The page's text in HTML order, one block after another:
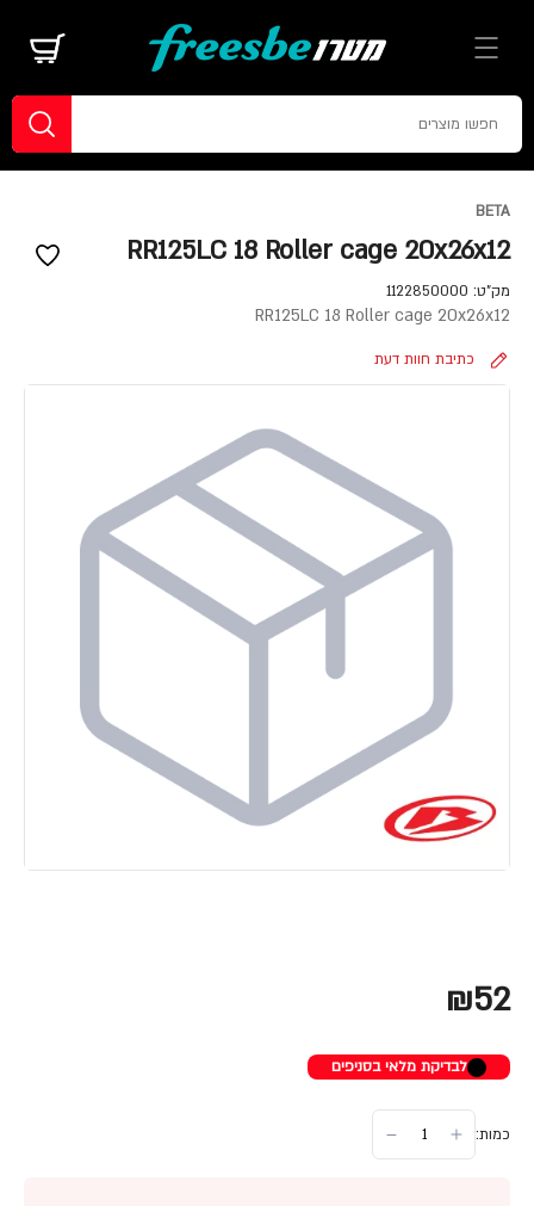
BETA
RR125LC 18 Roller cage 20x26x12
מק"ט: 1122850000
RR125LC 18 Roller cage 20x26x12
כתיבת חוות דעת
₪52
לבדיקת מלאי בסניפים
כמות: